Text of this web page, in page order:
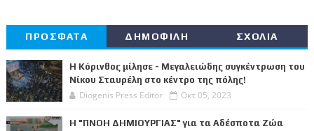
ΠΡΟΣΦΑΤΑ ΔΗΜΟΦΙΛΗ ΣΧΟΛΙΑ
Η Κόρινθος μίλησε - Μεγαλειώδης συγκέντρωση του
Νίκου Σταυρέλη στο κέντρο της πόλης!
Diogenis Press Editor Οκτ 05, 2023
Η "ΠΝΟΗ ΔΗΜΙΟΥΡΓΙΑΣ" για τα Αδέσποτα Ζώα